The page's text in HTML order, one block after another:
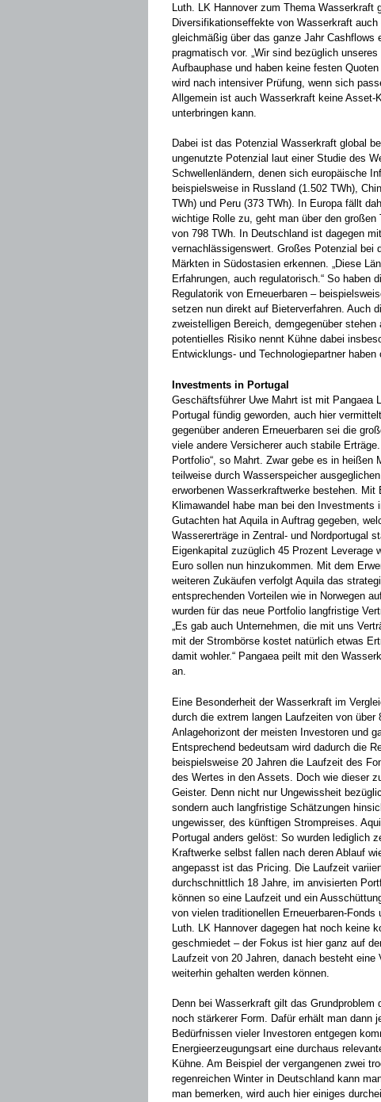
Luth. LK Hannover zum Thema Wasserkraft
Diversifikationseffekte von Wasserkraft auch
gleichmäßig über das ganze Jahr Cashflows
pragmatisch vor. „Wir sind bezüglich
Aufbauphase und haben keine festen
wird nach intensiver Prüfung, wenn sich
Allgemein ist auch Wasserkraft keine
unterbringen kann.
Dabei ist das Potenzial Wasserkraft global
ungenutzte Potenzial laut einer Studie des
Schwellenländern, denen sich europäische
beispielsweise in Russland (1.502 TWh),
TWh) und Peru (373 TWh). In Europa fällt
wichtige Rolle zu, geht man über den
von 798 TWh. In Deutschland ist dagegen
vernachlässigenswert. Großes Potenzial bei
Märkten in Südostasien erkennen. „Diese
Erfahrungen, auch regulatorisch.“ So haben
Regulatorik von Erneuerbaren –
setzen nun direkt auf Bieterverfahren. Auch
zweistelligen Bereich, demgegenüber
potentielles Risiko nennt Kühne dabei
Entwicklungs- und Technologiepartner
Investments in Portugal
Geschäftsführer Uwe Mahrt ist mit Pangaea
Portugal fündig geworden, auch hier
gegenüber anderen Erneuerbaren sei die
viele andere Versicherer auch stabile
Portfolio“, so Mahrt. Zwar gebe es in heißen
teilweise durch Wasserspeicher
erworbenen Wasserkraftwerke bestehen.
Klimawandel habe man bei den Investments
Gutachten hat Aquila in Auftrag gegeben,
Wassererträge in Zentral- und Nordportugal
Eigenkapital zuzüglich 45 Prozent Leverage
Euro sollen nun hinzukommen. Mit dem
weiteren Zukäufen verfolgt Aquila das
entsprechenden Vorteilen wie in Norwegen
wurden für das neue Portfolio langfristige
„Es gab auch Unternehmen, die mit uns
mit der Strombörse kostet natürlich etwas
damit wohler.“ Pangaea peilt mit den
an.
Eine Besonderheit der Wasserkraft im
durch die extrem langen Laufzeiten von
Anlagehorizont der meisten Investoren und
Entsprechend bedeutsam wird dadurch die
beispielsweise 20 Jahren die Laufzeit des
des Wertes in den Assets. Doch wie dieser
Geister. Denn nicht nur Ungewissheit
sondern auch langfristige Schätzungen
ungewisser, des künftigen Strompreises.
Portugal anders gelöst: So wurden lediglich
Kraftwerke selbst fallen nach deren Ablauf
angepasst ist das Pricing. Die Laufzeit
durchschnittlich 18 Jahre, im anvisierten
können so eine Laufzeit und ein
von vielen traditionellen Erneuerbaren-
Luth. LK Hannover dagegen hat noch keine
geschmiedet – der Fokus ist hier ganz auf
Laufzeit von 20 Jahren, danach besteht
weiterhin gehalten werden können.
Denn bei Wasserkraft gilt das
noch stärkerer Form. Dafür erhält man dann
Bedürfnissen vieler Investoren entgegen
Energieerzeugungsart eine durchaus
Kühne. Am Beispiel der vergangenen zwei
regenreichen Winter in Deutschland kann
man bemerken, wird auch hier einiges